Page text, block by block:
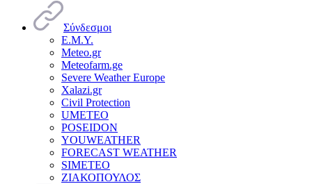
Σύνδεσμοι
Ε.Μ.Υ.
Meteo.gr
Meteofarm.ge
Severe Weather Europe
Xalazi.gr
Civil Protection
UMETEO
POSEIDON
YOUWEATHER
FORECAST WEATHER
SIMETEO
ΖΙΑΚΟΠΟΥΛΟΣ